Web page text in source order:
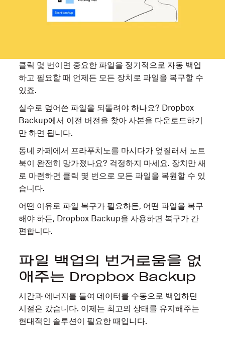
클릭 몇 번이면 중요한 파일을 정기적으로 자동 백업
하고 필요할 때 언제든 모든 장치로 파일을 복구할 수
있죠.
실수로 덮어쓴 파일을 되돌려야 하나요? Dropbox
Backup에서 이전 버전을 찾아 사본을 다운로드하기
만 하면 됩니다.
동네 카페에서 프라푸치노를 마시다가 엎질러서 노트
북이 완전히 망가졌나요? 걱정하지 마세요. 장치만 새
로 마련하면 클릭 몇 번으로 모든 파일을 복원할 수 있
습니다.
어떤 이유로 파일 복구가 필요하든, 어떤 파일을 복구
해야 하든, Dropbox Backup을 사용하면 복구가 간
편합니다.
파일 백업의 번거로움을 없
애주는 Dropbox Backup
시간과 에너지를 들여 데이터를 수동으로 백업하던
시절은 갔습니다. 이제는 최고의 상태를 유지해주는
현대적인 솔루션이 필요한 때입니다.